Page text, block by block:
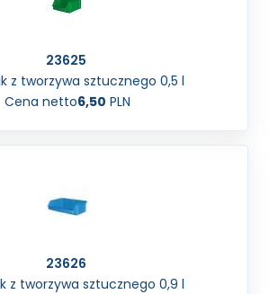
23625
z tworzywa sztucznego 0,5 l
Cena netto6,50 PLN
23626
z tworzywa sztucznego 0,9 l